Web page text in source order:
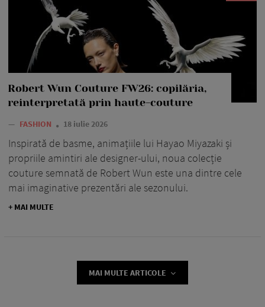
Robert Wun Couture FW26: copilăria,
reinterpretată prin haute-couture
— FASHION 18 iulie 2026
Inspirată de basme, animațiile lui Hayao Miyazaki și
propriile amintiri ale designer-ului, noua colecție
couture semnată de Robert Wun este una dintre cele
mai imaginative prezentări ale sezonului.
+ MAI MULTE
MAI MULTE ARTICOLE